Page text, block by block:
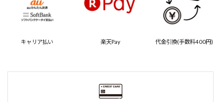
キャリア払い 楽天Pay 代金引換(手数料400円)